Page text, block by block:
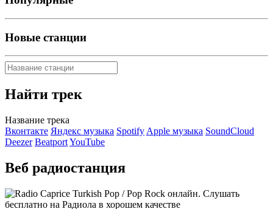
Новые станции
Найти трек
Название трека
Вконтакте Яндекс музыка Spotify Apple музыка SoundCloud
Deezer BeatportYouTube
Веб радиостанция